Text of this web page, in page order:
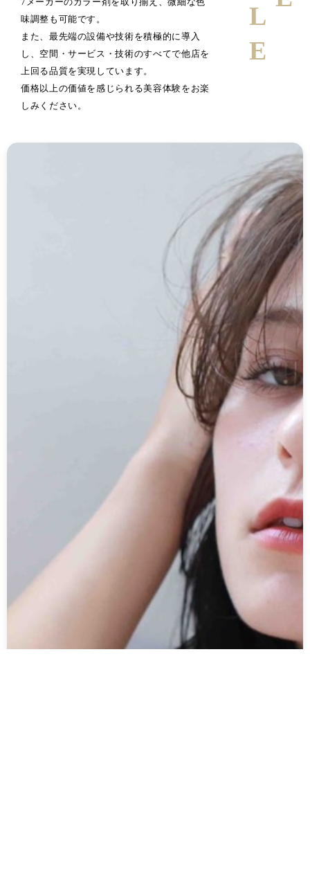
7メーカーのカラー剤を取り揃え、微細な色
味調整も可能です。
また、最先端の設備や技術を積極的に導入
し、空間・サービス・技術のすべてで他店を
上回る品質を実現しています。
価格以上の価値を感じられる美容体験をお楽
しみください。